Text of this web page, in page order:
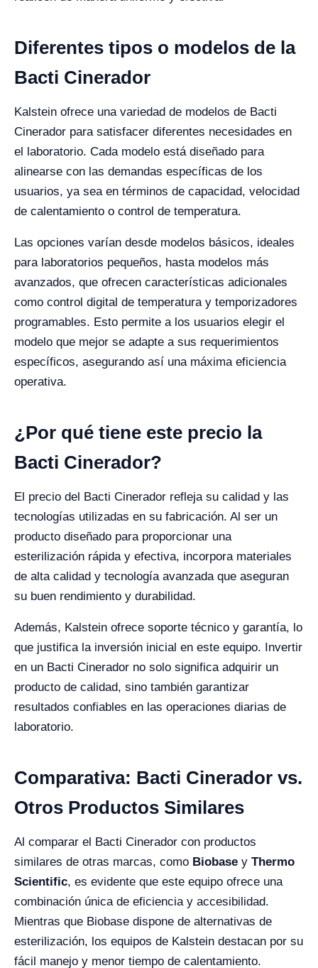
Diferentes tipos o modelos de la
Bacti Cinerador
Kalstein ofrece una variedad de modelos de Bacti
Cinerador para satisfacer diferentes necesidades en
el laboratorio. Cada modelo está diseñado para
alinearse con las demandas específicas de los
usuarios, ya sea en términos de capacidad, velocidad
de calentamiento o control de temperatura.
Las opciones varían desde modelos básicos, ideales
para laboratorios pequeños, hasta modelos más
avanzados, que ofrecen características adicionales
como control digital de temperatura y temporizadores
programables. Esto permite a los usuarios elegir el
modelo que mejor se adapte a sus requerimientos
específicos, asegurando así una máxima eficiencia
operativa.
¿Por qué tiene este precio la
Bacti Cinerador?
El precio del Bacti Cinerador refleja su calidad y las
tecnologías utilizadas en su fabricación. Al ser un
producto diseñado para proporcionar una
esterilización rápida y efectiva, incorpora materiales
de alta calidad y tecnología avanzada que aseguran
su buen rendimiento y durabilidad.
Además, Kalstein ofrece soporte técnico y garantía, lo
que justifica la inversión inicial en este equipo. Invertir
en un Bacti Cinerador no solo significa adquirir un
producto de calidad, sino también garantizar
resultados confiables en las operaciones diarias de
laboratorio.
Comparativa: Bacti Cinerador vs.
Otros Productos Similares
Al comparar el Bacti Cinerador con productos
similares de otras marcas, como Biobase y Thermo
Scientific, es evidente que este equipo ofrece una
combinación única de eficiencia y accesibilidad.
Mientras que Biobase dispone de alternativas de
esterilización, los equipos de Kalstein destacan por su
fácil manejo y menor tiempo de calentamiento.